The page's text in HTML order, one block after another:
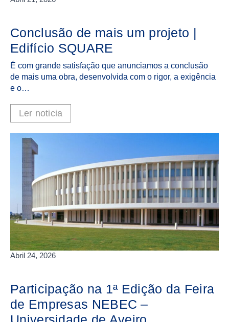
Conclusão de mais um projeto |
Edifício SQUARE
É com grande satisfação que anunciamos a conclusão
de mais uma obra, desenvolvida com o rigor, a exigência
e o…
Ler noticia
Participação na 1ª Edição da Feira
de Empresas NEBEC –
Abril 24, 2026